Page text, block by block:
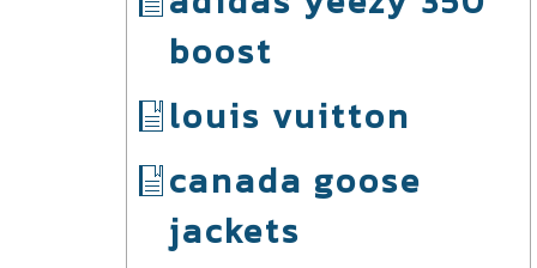
boost
louis vuitton
canada goose
jackets